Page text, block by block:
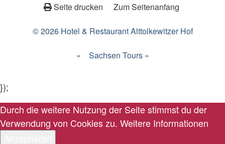
Seite drucken Zum Seitenanfang
© 2026 Hotel & Restaurant Alttolkewitzer Hof
» Sachsen Tours »
});
Durch die weitere Nutzung der Seite stimmst du der
Verwendung von Cookies zu. Weitere Informationen